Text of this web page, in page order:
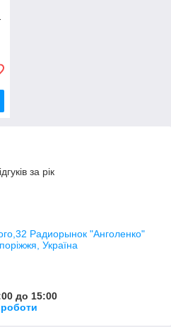
за рік
Радиорынок "Анголенко"
Україна
до 15:00